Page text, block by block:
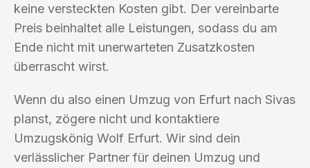
keine versteckten Kosten gibt. Der vereinbarte
Preis beinhaltet alle Leistungen, sodass du am
Ende nicht mit unerwarteten Zusatzkosten
überrascht wirst.
Wenn du also einen Umzug von Erfurt nach Sivas
planst, zögere nicht und kontaktiere
Umzugskönig Wolf Erfurt. Wir sind dein
verlässlicher Partner für deinen Umzug und